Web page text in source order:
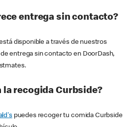
entrega sin contacto?
disponible a través de nuestros
entrega sin contacto en DoorDash,
la recogida Curbside?
puedes recoger tu comida Curbside